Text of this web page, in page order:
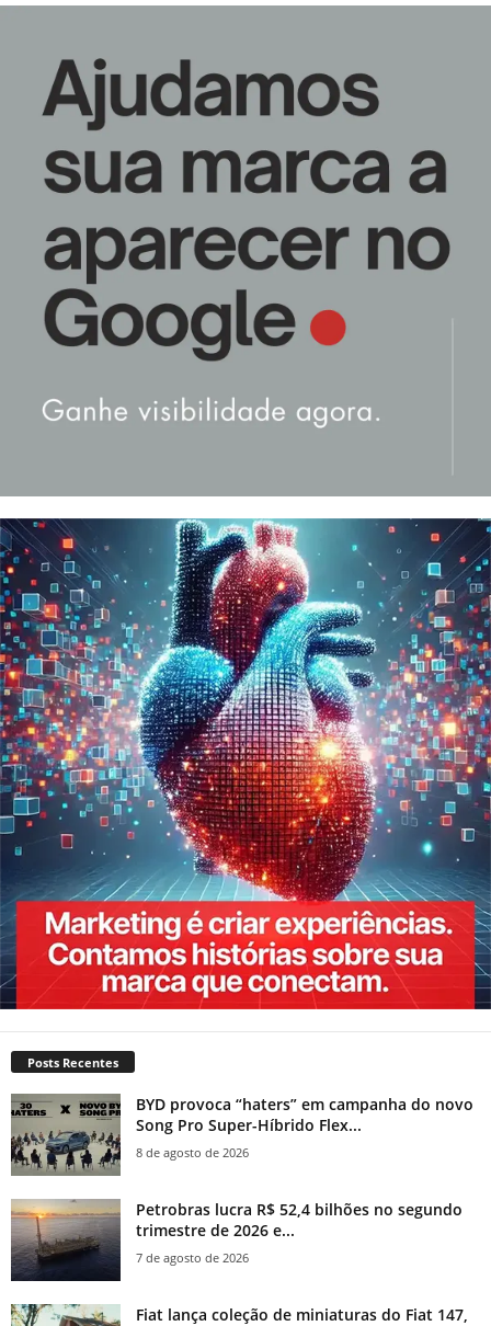
Posts Recentes
BYD provoca “haters” em campanha do novo
Song Pro Super-Híbrido Flex...
8 de agosto de 2026
Petrobras lucra R$ 52,4 bilhões no segundo
trimestre de 2026 e...
7 de agosto de 2026
Fiat lança coleção de miniaturas do Fiat 147,